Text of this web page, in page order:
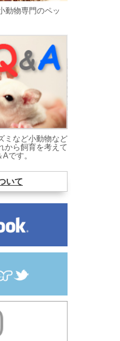
動物専門のペッ
ミなど小動物など
から飼育を考えて
です。
いて